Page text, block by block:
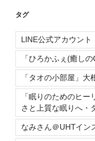
タグ
LINE公式アカウント
「ひろかふぇ(癒し
「タオの小部屋」大
「眠りのためのヒ
さと上質な眠りへ・
なみさん＠UHTイン